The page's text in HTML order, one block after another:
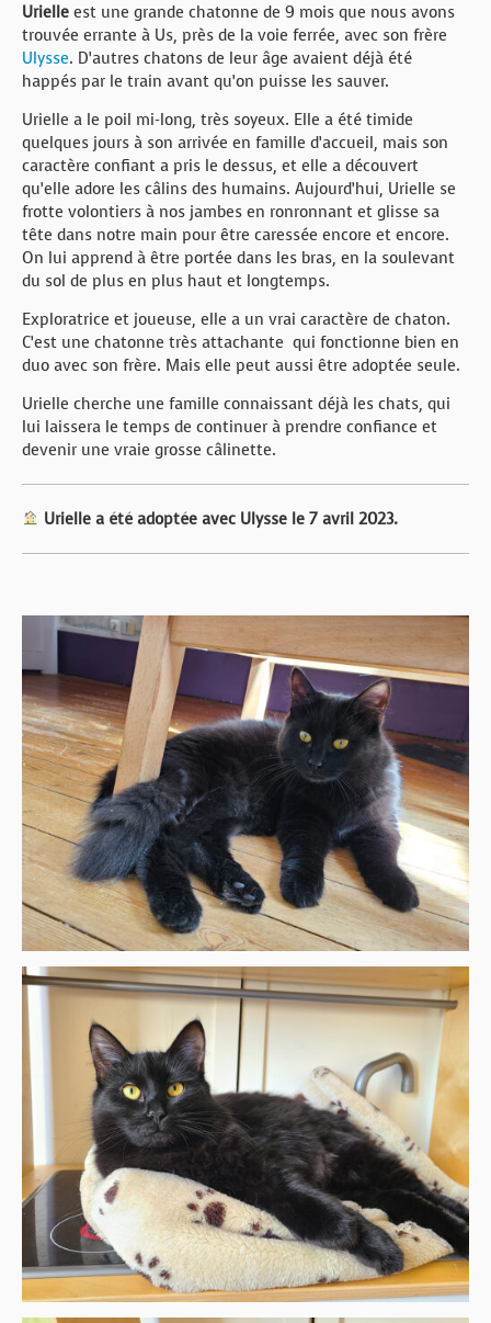
Urielle est une grande chatonne de 9 mois que nous avons
trouvée errante à Us, près de la voie ferrée, avec son frère
Ulysse. D’autres chatons de leur âge avaient déjà été
happés par le train avant qu’on puisse les sauver.
Urielle a le poil mi-long, très soyeux. Elle a été timide
quelques jours à son arrivée en famille d’accueil, mais son
caractère confiant a pris le dessus, et elle a découvert
qu’elle adore les câlins des humains. Aujourd’hui, Urielle se
frotte volontiers à nos jambes en ronronnant et glisse sa
tête dans notre main pour être caressée encore et encore.
On lui apprend à être portée dans les bras, en la soulevant
du sol de plus en plus haut et longtemps.
Exploratrice et joueuse, elle a un vrai caractère de chaton.
C’est une chatonne très attachante qui fonctionne bien en
duo avec son frère. Mais elle peut aussi être adoptée seule.
Urielle cherche une famille connaissant déjà les chats, qui
lui laissera le temps de continuer à prendre confiance et
devenir une vraie grosse câlinette.
Urielle a été adoptée avec Ulysse le 7 avril 2023.